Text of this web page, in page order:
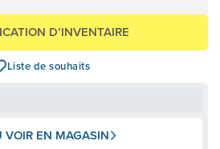
D’INVENTAIRE
Liste de souhaits
VOIR EN MAGASIN